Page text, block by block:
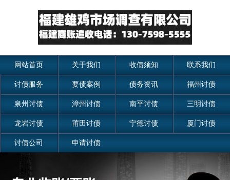
网站首页 关于我们 收债须知 联系我们
讨债服务 要债案例 债务资讯 福州讨债
泉州讨债 漳州讨债 南平讨债 三明讨债
龙岩讨债 莆田讨债 宁德讨债 厦门讨债
讨债公司 申请讨债